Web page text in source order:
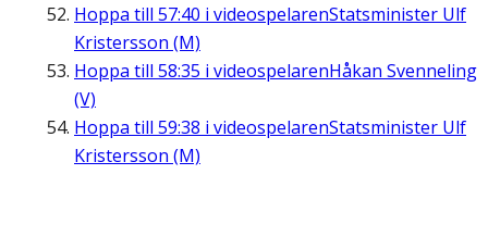
Hoppa till 57:40 i videospelarenStatsminister Ulf
Kristersson (M)
Hoppa till 58:35 i videospelarenHåkan Svenneling
(V)
Hoppa till 59:38 i videospelarenStatsminister Ulf
Kristersson (M)